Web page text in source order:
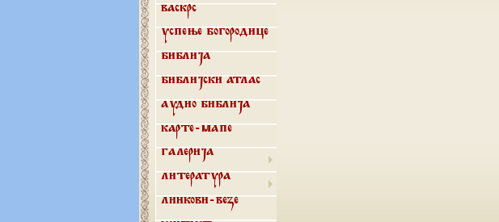
Васкрс
Успење Богородице
Библија
Библијски атлас
Аудио библија
Карте-мапе
Галерија
Литература
Линкови-везе